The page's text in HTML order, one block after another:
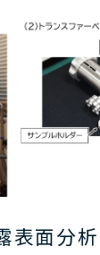
表面分析